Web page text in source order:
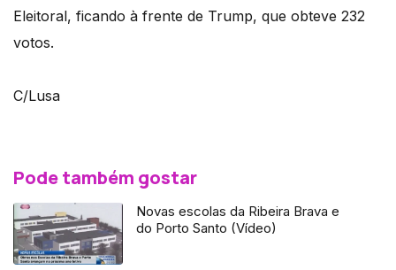
Eleitoral, ficando à frente de Trump, que obteve 232
votos.
C/Lusa
Pode também gostar
Novas escolas da Ribeira Brava e
do Porto Santo (Vídeo)